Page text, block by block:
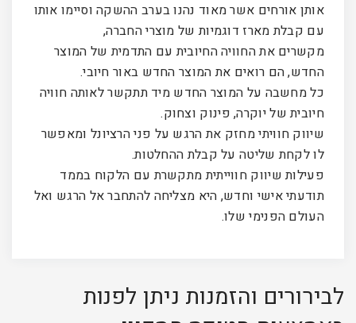
אותן אורחים אשר מאוד נהנו בערב ההשקה וסיימו אותו
עם קבלת מארז דוגמיות של מוצרי החברה,
מקשרים את החוויה החיובית עם התדמית של המוצר
החדש, הם רואים את המוצר החדש באור חיובי.
כל מחשבה על המוצר החדש מיד תתקשר לאותה חוויה
חיובית של יוקרה, פינוק וצחוק.
שיווק חוויתי מחזק את הרגש על פני הרציונל ומאפשר
לו לקחת שליטה על קבלת ההחלטות.
פעילות שיווק חווייתית מתקשרת עם הלקוח בממד
תודעתי אישי וחדש, היא מצליחה להתחבר אל הרגש ואל
העולם הפנימי שלו.
לבירורים והזמנות ניתן לפנות